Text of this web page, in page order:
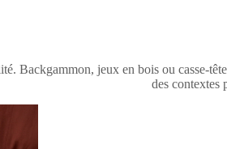
Backgammon, jeux en bois ou casse-
des contextes